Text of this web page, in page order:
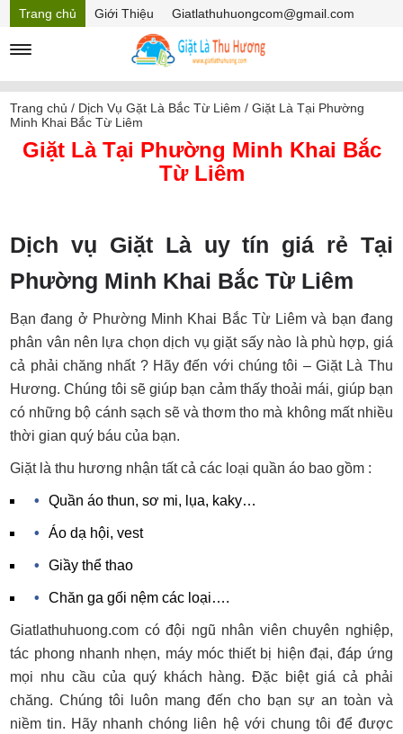
Trang chủ Giới Thiệu
Giatlathuhuongcom@gmail.com
Mã Giảm giá
Trang chủ / Dịch Vụ Gặt Là Bắc Từ Liêm /Giặt Là Tại Phường
Minh Khai Bắc Từ Liêm
Giặt Là Tại Phường Minh Khai Bắc
Từ Liêm
Dịch vụ Giặt Là uy tín giá rẻ Tại
Phường Minh Khai Bắc Từ Liêm
Bạn đang ở Phường Minh Khai Bắc Từ Liêm và bạn đang
phân vân nên lựa chọn dịch vụ giặt sấy nào là phù hợp, giá
cả phải chăng nhất ? Hãy đến với chúng tôi – Giặt Là Thu
Hương. Chúng tôi sẽ giúp bạn cảm thấy thoải mái, giúp bạn
có những bộ cánh sạch sẽ và thơm tho mà không mất nhiều
thời gian quý báu của bạn.
Giặt là thu hương nhận tất cả các loại quần áo bao gồm :
Quần áo thun, sơ mi, lụa, kaky…
Áo dạ hội, vest
Giầy thể thao
Chăn ga gối nệm các loại….
Giatlathuhuong.com có đội ngũ nhân viên chuyên nghiệp,
tác phong nhanh nhẹn, máy móc thiết bị hiện đại, đáp ứng
mọi nhu cầu của quý khách hàng. Đặc biệt giá cả phải
chăng. Chúng tôi luôn mang đến cho bạn sự an toàn và
niềm tin. Hãy nhanh chóng liên hệ với chung tôi để được